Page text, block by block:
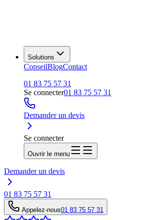
Solutions
ConseilBlogContact
01 83 75 57 31
Se connecter01 83 75 57 31
Demander un devis
Se connecter
Ouvrir le menu
Demander un devis
01 83 75 57 31
Appelez-nous01 83 75 57 31